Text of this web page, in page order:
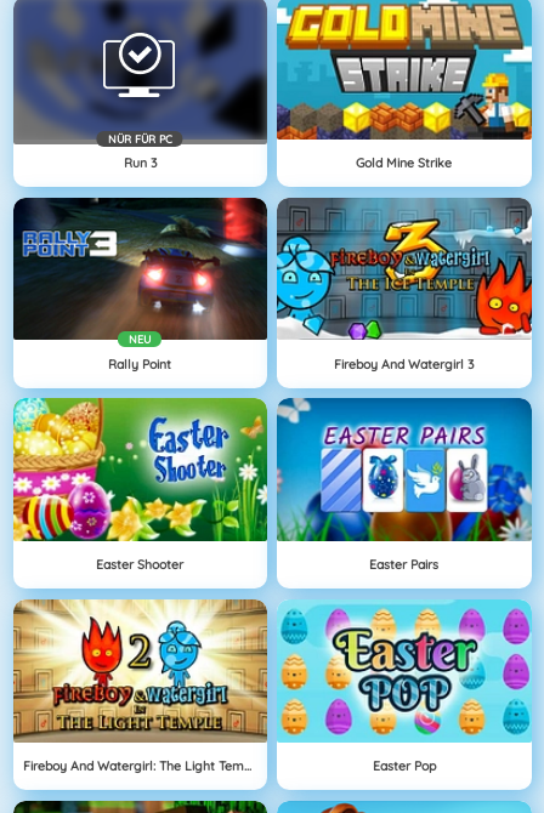
NÜR FÜR PC
Run 3 Gold Mine Strike
NEU
Rally Point Fireboy And Watergirl 3
Easter Shooter Easter Pairs
Fireboy And Watergirl: The Light Temple Easter Pop